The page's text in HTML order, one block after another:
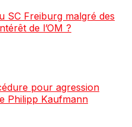
SC Freiburg malgré des
de l’OM ?
pour agression
Philipp Kaufmann